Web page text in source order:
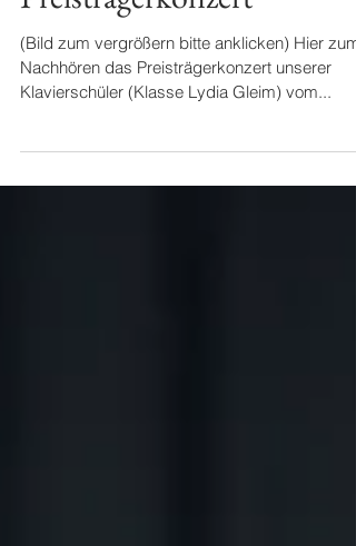
Preisträgerkonzert
(Bild zum vergrößern bitte anklicken) Hier zum
Nachhören das Preisträgerkonzert unserer